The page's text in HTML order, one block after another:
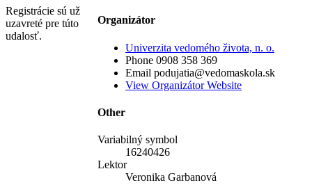
Organizátor
Univerzita vedomého života, n. o.
Phone 0908 358 369
Email podujatia@vedomaskola.sk
View Organizátor Website
Other
Variabilný symbol
16240426
Lektor
Veronika Garbanová
Registrácie sú už
uzavreté pre túto
udalosť.